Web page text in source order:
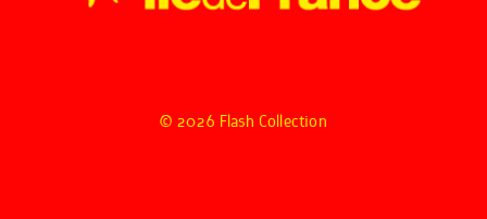
© 2026 Flash Collection